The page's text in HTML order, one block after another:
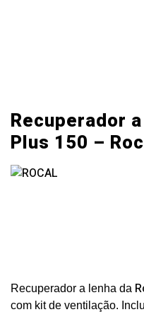
Assistência
Pós-venda
Recuperador
Plus 150 –
Recuperador a lenha da
com kit de ventilação.